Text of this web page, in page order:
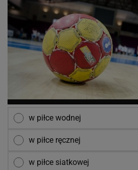
w piłce wodnej
w piłce ręcznej
w piłce siatkowej